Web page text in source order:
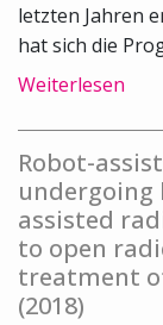
letzten Jahren
hat sich die
Weiterlesen
Robot-
undergoing
assisted
to open
treatment
(2018)